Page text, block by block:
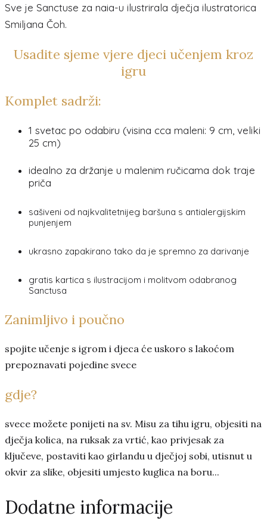
Sve je Sanctuse za naia-u ilustrirala dječja ilustratorica
Smiljana Čoh.
Usadite sjeme vjere djeci učenjem kroz
igru
Komplet sadrži:
1 svetac po odabiru (visina cca maleni: 9 cm, veliki
25 cm)
idealno za držanje u malenim ručicama dok traje
priča
sašiveni od najkvalitetnijeg baršuna s antialergijskim
punjenjem
ukrasno zapakirano tako da je spremno za darivanje
gratis kartica s ilustracijom i molitvom odabranog
Sanctusa
Zanimljivo i poučno
spojite učenje s igrom i djeca će uskoro s lakoćom
prepoznavati pojedine svece
gdje?
svece možete ponijeti na sv. Misu za tihu igru, objesiti na
dječja kolica, na ruksak za vrtić, kao privjesak za
ključeve, postaviti kao girlandu u dječjoj sobi, utisnut u
okvir za slike, objesiti umjesto kuglica na boru...
Dodatne informacije